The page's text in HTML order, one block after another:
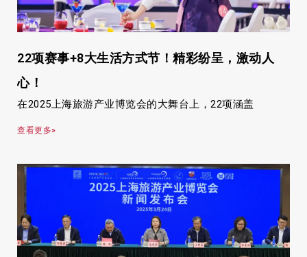
22项赛事+8大生活方式节！精彩纷呈，激动人
心！
在2025上海旅游产业博览会的大舞台上，22项涵盖
查看更多»